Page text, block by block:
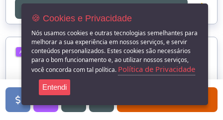
ALUGUEL
🍪 Cookies e Privacidade
Nós usamos cookies e outras tecnologias semelhantes para
melhorar a sua experiência em nossos serviços, e servir
conteúdos personalizados. Estes cookies são necessários
para o bom funcionamento e, ao utilizar nossos serviços,
você concorda com tal política. Política de Privacidade
Entendi